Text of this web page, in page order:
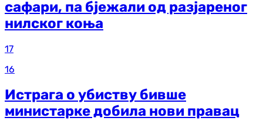
сафари, па бјежали од разјареног
нилског коња
17
16
Истрага о убиству бивше
министарке добила нови правац